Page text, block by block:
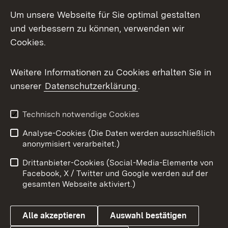
Facebook
X / Twitter
Youtube
Impressum
Kontakt
Barrierefreiheit
Datenschutz
Cookies
Um unsere Webseite für Sie optimal gestalten
und verbessern zu können, verwenden wir
Cookies.
Weitere Informationen zu Cookies erhalten Sie in
unserer Datenschutzerklärung.
Technisch notwendige Cookies
Analyse-Cookies (Die Daten werden ausschließlich
anonymisiert verarbeitet.)
Drittanbieter-Cookies (Social-Media-Elemente von
Facebook, X / Twitter und Google werden auf der
gesamten Webseite aktiviert.)
Alle akzeptieren Auswahl bestätigen